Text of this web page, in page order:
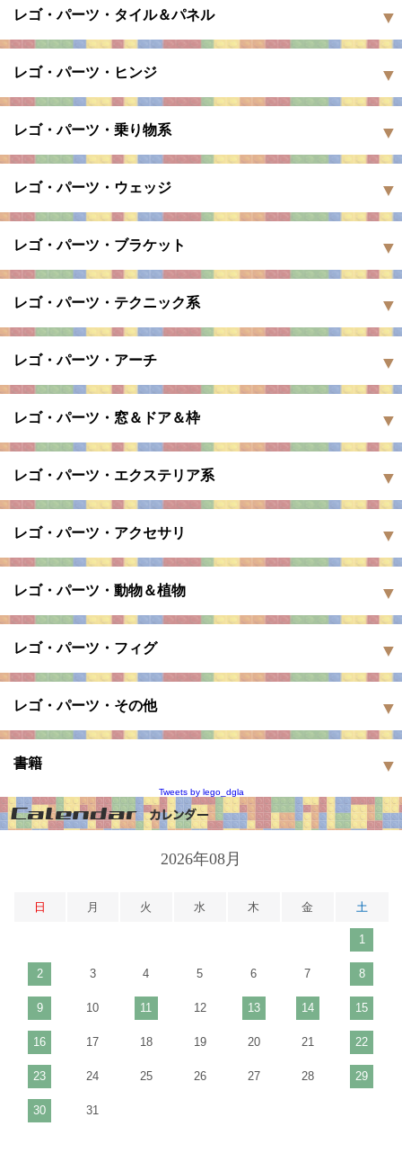
レゴ・パーツ・タイル＆パネル
レゴ・パーツ・ヒンジ
レゴ・パーツ・乗り物系
レゴ・パーツ・ウェッジ
レゴ・パーツ・ブラケット
レゴ・パーツ・テクニック系
レゴ・パーツ・アーチ
レゴ・パーツ・窓＆ドア＆枠
レゴ・パーツ・エクステリア系
レゴ・パーツ・アクセサリ
レゴ・パーツ・動物＆植物
レゴ・パーツ・フィグ
レゴ・パーツ・その他
書籍
Tweets by lego_dgla
2026年08月
日 月 火 水 木 金 土
1
2 3 4 5 6 7 8
9 10 11 12 13 14 15
16 17 18 19 20 21 22
23 24 25 26 27 28 29
30 31